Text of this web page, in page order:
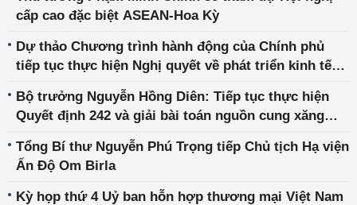
cấp cao đặc biệt ASEAN-Hoa Kỳ
Dự thảo Chương trình hành động của Chính phủ
tiếp tục thực hiện Nghị quyết về phát triển kinh tế
Bộ trưởng Nguyễn Hồng Diên: Tiếp tục thực hiện
Quyết định 242 và giải bài toán nguồn cung xăng
Tổng Bí thư Nguyễn Phú Trọng tiếp Chủ tịch Hạ viện
Ấn Độ Om Birla
Kỳ họp thứ 4 Uỷ ban hỗn hợp thương mại Việt Nam